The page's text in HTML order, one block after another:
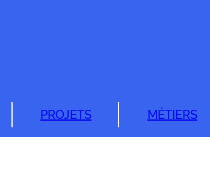
PROJETS MÉTIERS